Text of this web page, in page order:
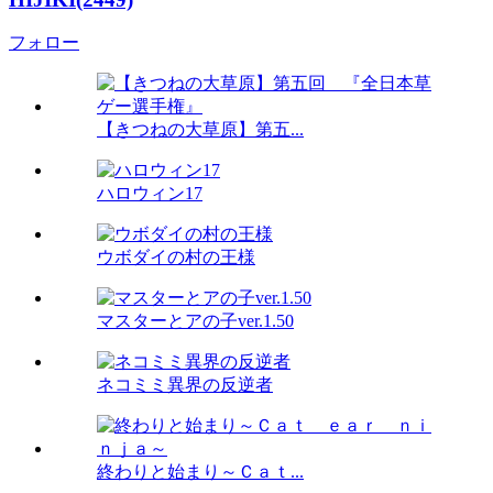
フォロー
【きつねの大草原】第五...
ハロウィン17
ウボダイの村の王様
マスターとアの子ver.1.50
ネコミミ異界の反逆者
終わりと始まり～Ｃａｔ...